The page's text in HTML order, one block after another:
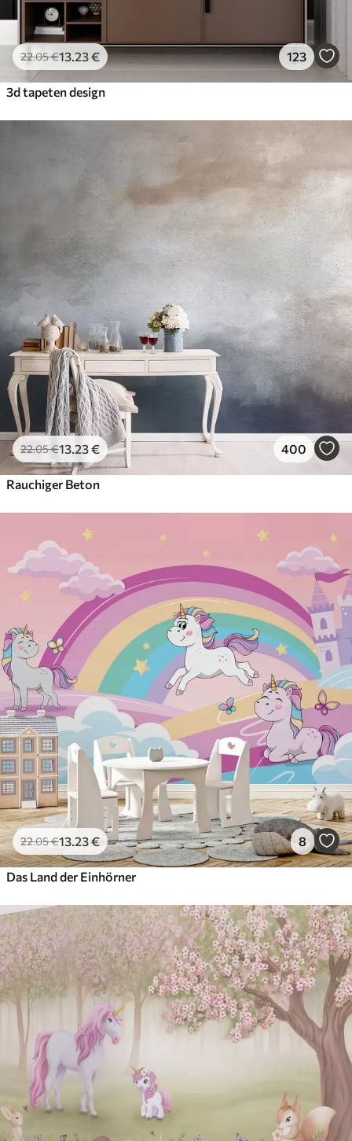
22.05€13 .23€ 123
3d tapeten design
22.05€13 .23€ 400
Rauchiger Beton
22.05€13 .23€ 8
Das Land der Einhörner